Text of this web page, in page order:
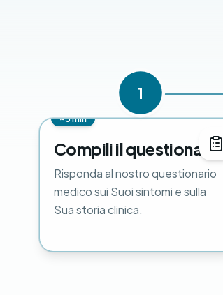
1
~5 min
Compili il questionario
Risponda al nostro questionario
medico sui Suoi sintomi e sulla
Sua storia clinica.